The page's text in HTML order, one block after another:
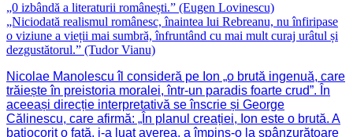
„0 izbândă a literaturii românești.” (Eugen Lovinescu)
„Niciodată realismul românesc, înaintea lui Rebreanu, nu înfiripase
o viziune a vieții mai sumbră, înfruntând cu mai mult curaj urâtul și
dezgustătorul.” (Tudor Vianu)
Nicolae Manolescu îl consideră pe Ion „o brută ingenuă, care
trăiește în preistoria moralei, într-un paradis foarte crud”. În
aceeași direcție interpretativă se înscrie și George
Călinescu, care afirmă: „În planul creației, Ion este o brută. A
batjocorit o fată, i-a luat averea, a împins-o la spânzurătoare